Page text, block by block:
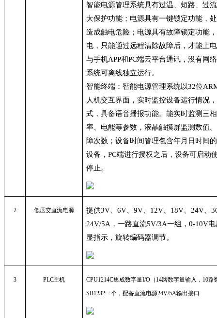
智能电源管理系统具有过温、短路、过
大保护功能；电源具有一键锁定功能，
造成触电危险；电源具有故障锁定功能
电，只能通过远程清除故障后，才能上
与手机APP和PC端云平台通讯，没有网
系统可离线独立运行。
智能终端：智能电源管理系统以32位
人机交互界面，实时监控设备运行情况
式，具备语音播报功能。能实时监测三
率、电能等参数，液晶触摸屏监测数值
障次数；设备时间管理包含年月日时间
设备，PC端进行授权之后，设备可启动
停止。
2 低压交直流电源 提供3V 、6V 、9V 12V 18V 24V 、
24V/5A ，一路直流5V/3A一组，0-10V
显指示，旋转编码器调节。
3 PLC主机
CPU1214C集成数字量I/O（14路数字量输入，10
SB1232一个，配备直流电源24V/5A输出接口